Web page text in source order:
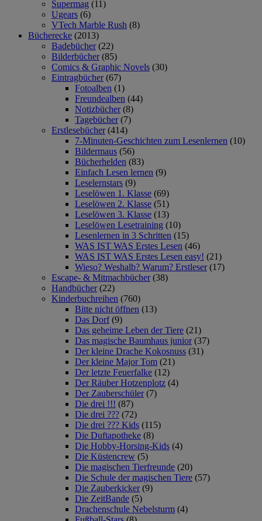
Supermag (11)
Ugears (6)
VTech Marble Rush (8)
Bücherecke (2013)
Badebücher (22)
Bilderbücher (85)
Comics & Graphic Novels (30)
Eintragbücher (67)
Fotoalben (1)
Freundealben (44)
Notizbücher (8)
Tagebücher (7)
Erstlesebücher (414)
7-Minuten-Geschichten zum Lesenlernen (10)
Bildermaus (56)
Bücherhelden (83)
Einfach Lesen lernen (9)
Leselernstars (9)
Leselöwen 1. Klasse (69)
Leselöwen 2. Klasse (51)
Leselöwen 3. Klasse (13)
Leselöwen Lesetraining (10)
Lesenlernen in 3 Schritten (15)
WAS IST WAS Erstes Lesen (46)
WAS IST WAS Erstes Lesen easy! (21)
Wieso? Weshalb? Warum? Erstleser (17)
Escape- & Mitmachbücher (38)
Handbücher (22)
Kinderbuchreihen (760)
Bitte nicht öffnen (13)
Das Dorf (9)
Das geheime Leben der Tiere (21)
Das magische Baumhaus junior (37)
Der kleine Drache Kokosnuss (31)
Der kleine Major Tom (21)
Der letzte Feuerfalke (12)
Der Räuber Hotzenplotz (4)
Der Zauberschüler (7)
Die drei !!! (87)
Die drei ??? (72)
Die drei ??? Kids (115)
Die Duftapotheke (8)
Die Hobby-Horsing-Kids (4)
Die Küstencrew (5)
Die magischen Tierfreunde (20)
Die Schule der magischen Tiere (57)
Die Zauberkicker (9)
Die ZeitBande (5)
Drachenschule Nebelsturm (4)